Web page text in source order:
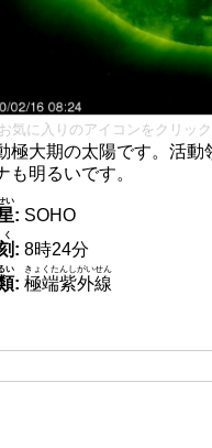
気に入りのアイコンをクリック
極大期の太陽です。活動
も明るいです。
い
: SOHO
: 8時24分
い
: 極端紫外線
きょくたんしがいせん